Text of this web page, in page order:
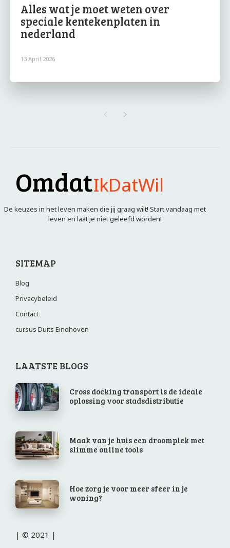
Alles wat je moet weten over
speciale kentekenplaten in
nederland
13 April 2026
OmdatIkDatWil
De keuzes in het leven maken die jij graag wilt! Start vandaag met
leven en laat je niet geleefd worden!
SITEMAP
Blog
Privacybeleid
Contact
cursus Duits Eindhoven
LAATSTE BLOGS
Cross docking transport is de ideale
oplossing voor stadsdistributie
Maak van je huis een droomplek met
slimme online tools
Hoe zorg je voor meer sfeer in je
woning?
| © 2021 |